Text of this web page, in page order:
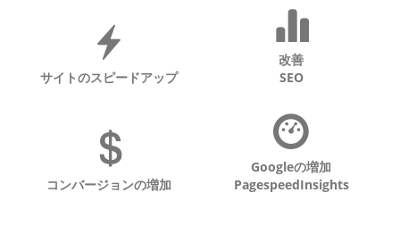
サイトのスピードアップ
改善
SEO
コンバージョンの増加
Googleの増加
PagespeedInsights